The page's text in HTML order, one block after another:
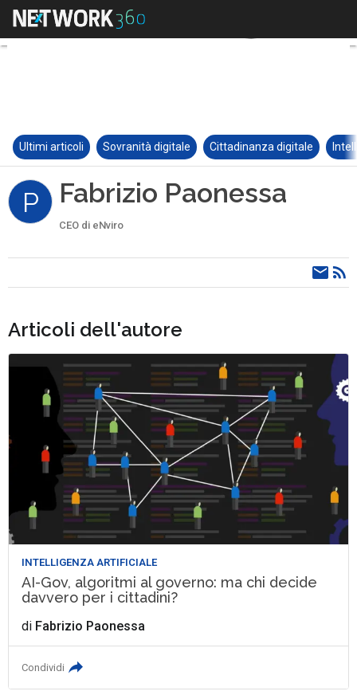
Ultimi articoli Sovranità digitale Cittadinanza digitale
P Fabrizio Paonessa
CEO di eNviro
Articoli dell'autore
INTELLIGENZA ARTIFICIALE
AI-Gov, algoritmi al governo: ma chi decide
davvero per i cittadini?
di Fabrizio Paonessa
Condividi